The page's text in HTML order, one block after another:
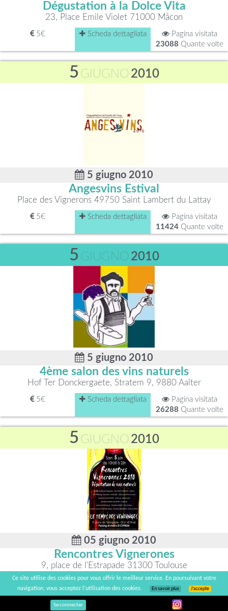
Dégustation à la Dolce Vita
23, Place Emile Violet 71000 Mâcon
5€ Scheda dettagliata
Pagina visitata
23088 Quante volte
5 GIUGNO 2010
5 giugno 2010
Angesvins Estival
Place des Vignerons 49750 Saint Lambert du Lattay
5€ Scheda dettagliata
Pagina visitata
11424Quante volte
5 GIUGNO 2010
5 giugno 2010
4ème salon des vins naturels
Hof Ter Donckergaete, Stratem 9, 9880 Aalter
5€ Scheda dettagliata
Pagina visitata
26288 Quante volte
5 GIUGNO 2010
05 giugno 2010
Rencontres Vignerones
9, place de l'Estrapade 31300 Toulouse
Scheda dettagliata
Pagina visitata
17279Quante volte
Se connecter
Ce site utilise des cookies pour vous offrir le meilleur service. En poursuivant votre
navigation, vous acceptez l’utilisation des cookies.
En savoir plus J’accepte